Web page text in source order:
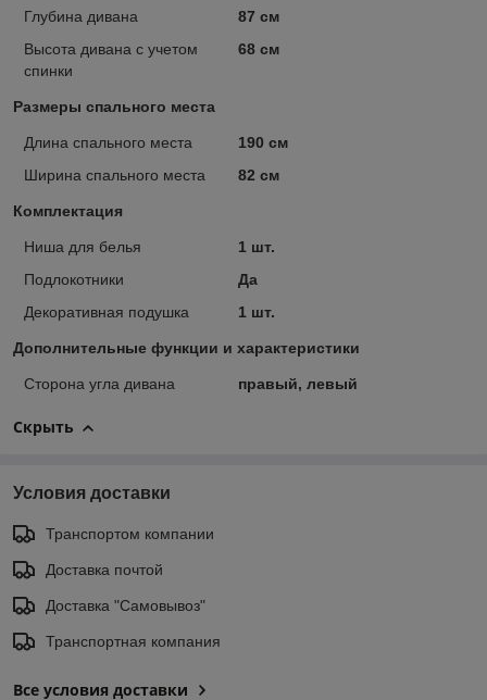
Глубина дивана
87 см
Высота дивана с учетом
спинки
68 см
Размеры спального места
Длина спального места
190 см
Ширина спального места
82 см
Комплектация
Ниша для белья
1 шт.
Подлокотники
Да
Декоративная подушка
1 шт.
Дополнительные функции и характеристики
Сторона угла дивана правый, левый
Скрыть
Условия доставки
Транспортом компании
Доставка почтой
Доставка "Самовывоз"
Транспортная компания
Все условия доставки